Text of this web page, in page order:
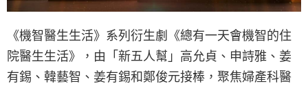
《機智醫生生活》系列衍生劇《總有一天會機智的住
院醫生生活》，由「新五人幫」高允貞、申詩雅、姜
有錫、韓藝智、姜有錫和鄭俊元接棒，聚焦婦產科醫